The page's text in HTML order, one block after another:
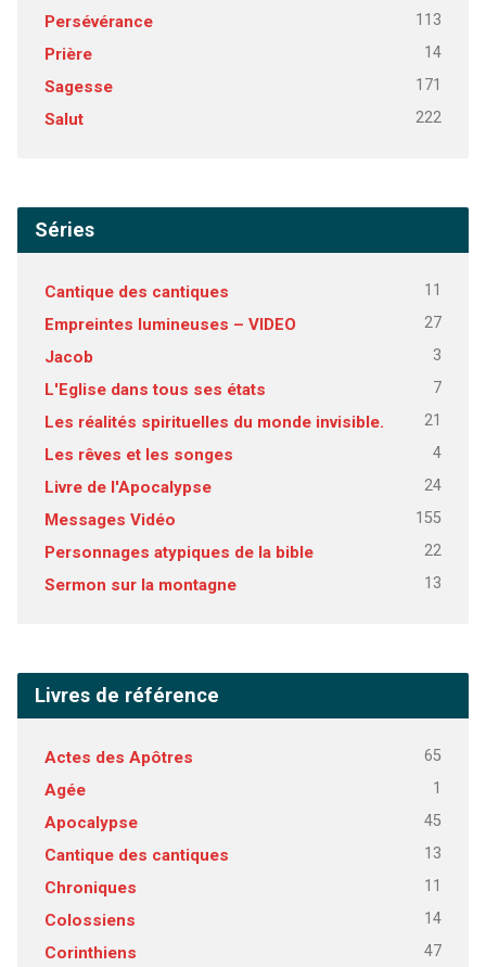
Persévérance 113
Prière 14
Sagesse 171
Salut 222
Séries
Cantique des cantiques 11
Empreintes lumineuses – VIDEO 27
Jacob 3
L'Eglise dans tous ses états 7
Les réalités spirituelles du monde invisible. 21
Les rêves et les songes 4
Livre de l'Apocalypse 24
Messages Vidéo 155
Personnages atypiques de la bible 22
Sermon sur la montagne 13
Livres de référence
Actes des Apôtres 65
Agée 1
Apocalypse 45
Cantique des cantiques 13
Chroniques 11
Colossiens 14
Corinthiens 47